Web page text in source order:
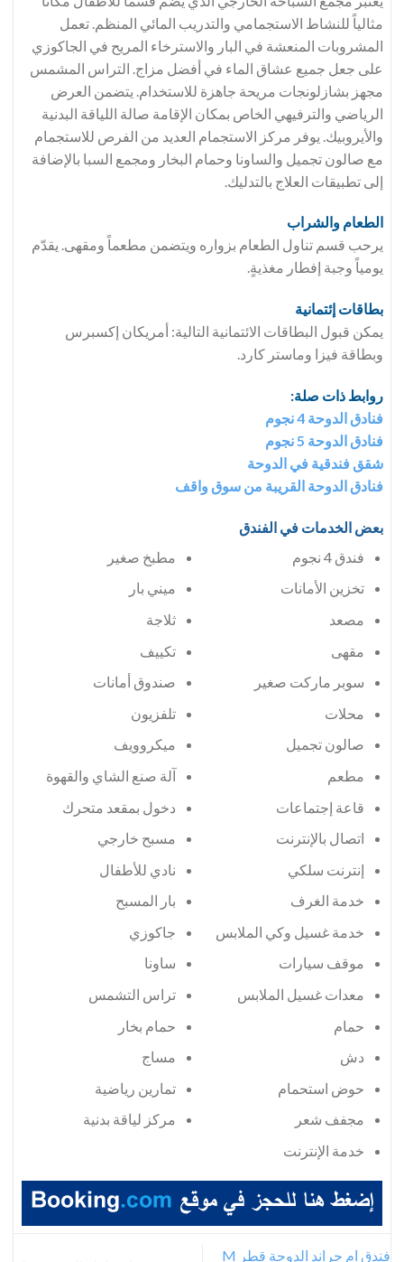
مثالياً للنشاط الاستجمامي والتدريب المائي المنظم. تعمل
المشروبات المنعشة في البار والاسترخاء المريح في الجاكوزي
على جعل جميع عشاق الماء في أفضل مزاج. التراس المشمس
مجهز بشازلونجات مريحة جاهزة للاستخدام. يتضمن العرض
الرياضي والترفيهي الخاص بمكان الإقامة صالة اللياقة البدنية
والأيروبيك. يوفر مركز الاستجمام العديد من الفرص للاستجمام
مع صالون تجميل والساونا وحمام البخار ومجمع السبا بالإضافة
إلى تطبيقات العلاج بالتدليك.
الطعام والشراب
يرحب قسم تناول الطعام بزواره ويتضمن مطعماً ومقهى. يقدّم
يومياً وجبة إفطار مغذيةٍ.
بطاقات إئتمانية
يمكن قبول البطاقات الائتمانية التالية: أمريكان إكسبرس
وبطاقة فيزا وماستر كارد.
روابط ذات صلة:
فنادق الدوحة 4 نجوم
فنادق الدوحة 5 نجوم
شقق فندقية في الدوحة
فنادق الدوحة القريبة من سوق واقف
بعض الخدمات في الفندق
فندق 4 نجوم
تخزين الأمانات
مصعد
مقهى
سوبر ماركت صغير
محلات
صالون تجميل
مطعم
قاعة إجتماعات
اتصال بالإنترنت
إنترنت سلكي
خدمة الغرف
خدمة غسيل وكي الملابس
موقف سيارات
معدات غسيل الملابس
حمام
دش
حوض استحمام
مجفف شعر
خدمة الإنترنت
مطبخ صغير
ميني بار
ثلاجة
تكييف
صندوق أمانات
تلفزيون
ميكروويف
آلة صنع الشاي والقهوة
دخول بمقعد متحرك
مسبح خارجي
نادي للأطفال
بار المسبح
جاكوزي
ساونا
تراس التشمس
حمام بخار
مساج
تمارين رياضية
مركز لياقة بدنية
فندق ام جراند الدوحة قطر M